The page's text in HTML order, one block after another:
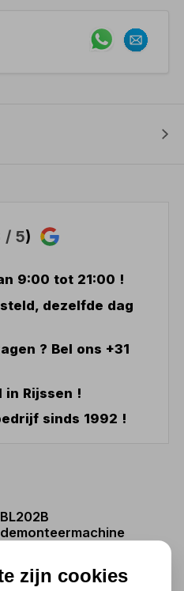
/ 5)
9:00 tot 21:00 !
dezelfde dag
? Bel ons +31
in Rijssen !
sinds 1992 !
zijn cookies